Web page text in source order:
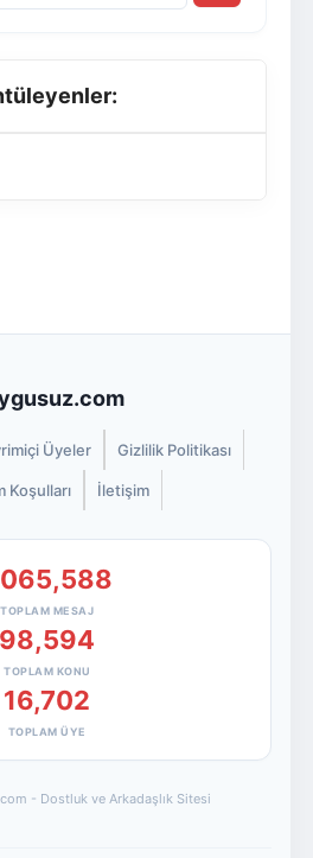
Üyeler Gizlilik Politikası
Koşulları İletişim
TOPLAM MESAJ
98,594
TOPLAM KONU
16,702
TOPLAM ÜYE
- Dostluk ve Arkadaşlık Sitesi